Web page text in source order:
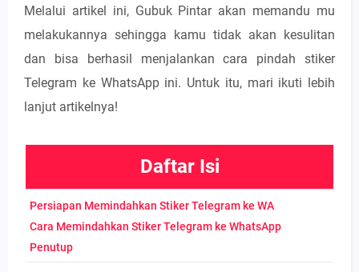
Melalui artikel ini, Gubuk Pintar akan memandu mu
melakukannya sehingga kamu tidak akan kesulitan
dan bisa berhasil menjalankan cara pindah stiker
Telegram ke WhatsApp ini. Untuk itu, mari ikuti lebih
lanjut artikelnya!
Daftar Isi
Persiapan Memindahkan Stiker Telegram ke WA
Cara Memindahkan Stiker Telegram ke WhatsApp
Penutup